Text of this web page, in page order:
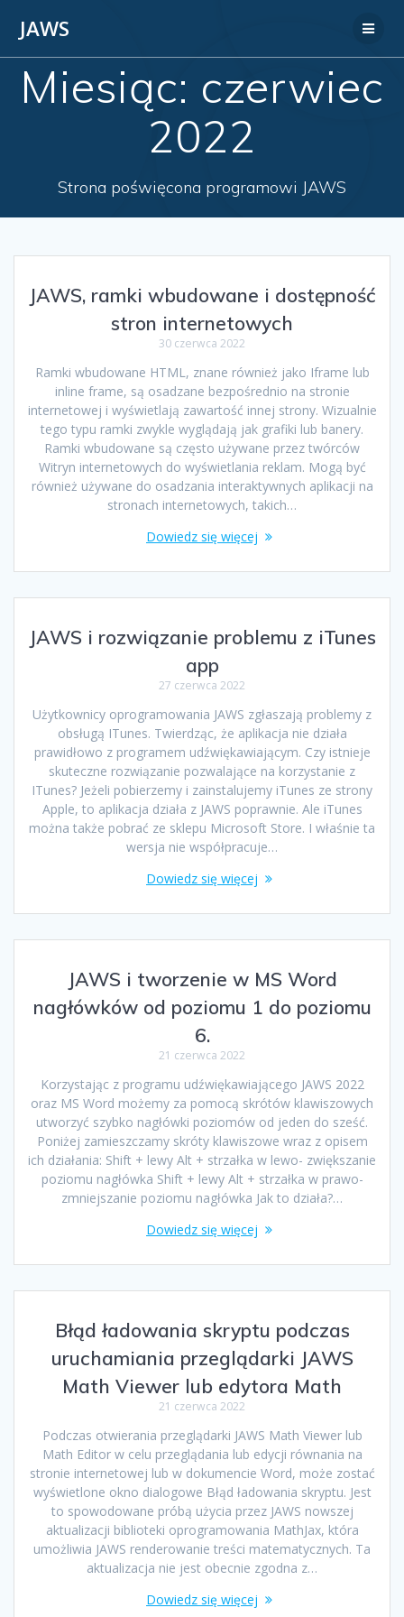
JAWS
Miesiąc: czerwiec
2022
Strona poświęcona programowi JAWS
JAWS, ramki wbudowane i dostępność
stron internetowych
30 czerwca 2022
Ramki wbudowane HTML, znane również jako Iframe lub
inline frame, są osadzane bezpośrednio na stronie
internetowej i wyświetlają zawartość innej strony. Wizualnie
tego typu ramki zwykle wyglądają jak grafiki lub banery.
Ramki wbudowane są często używane przez twórców
Witryn internetowych do wyświetlania reklam. Mogą być
również używane do osadzania interaktywnych aplikacji na
stronach internetowych, takich…
Dowiedz się więcej
JAWS i rozwiązanie problemu z iTunes
app
27 czerwca 2022
Użytkownicy oprogramowania JAWS zgłaszają problemy z
obsługą ITunes. Twierdząc, że aplikacja nie działa
prawidłowo z programem udźwiękawiającym. Czy istnieje
skuteczne rozwiązanie pozwalające na korzystanie z
ITunes? Jeżeli pobierzemy i zainstalujemy iTunes ze strony
Apple, to aplikacja działa z JAWS poprawnie. Ale iTunes
można także pobrać ze sklepu Microsoft Store. I właśnie ta
wersja nie współpracuje…
Dowiedz się więcej
JAWS i tworzenie w MS Word
nagłówków od poziomu 1 do poziomu
6.
21 czerwca 2022
Korzystając z programu udźwiękawiającego JAWS 2022
oraz MS Word możemy za pomocą skrótów klawiszowych
utworzyć szybko nagłówki poziomów od jeden do sześć.
Poniżej zamieszczamy skróty klawiszowe wraz z opisem
ich działania: Shift + lewy Alt + strzałka w lewo- zwiększanie
poziomu nagłówka Shift + lewy Alt + strzałka w prawo-
zmniejszanie poziomu nagłówka Jak to działa?…
Dowiedz się więcej
Błąd ładowania skryptu podczas
uruchamiania przeglądarki JAWS
Math Viewer lub edytora Math
21 czerwca 2022
Podczas otwierania przeglądarki JAWS Math Viewer lub
Math Editor w celu przeglądania lub edycji równania na
stronie internetowej lub w dokumencie Word, może zostać
wyświetlone okno dialogowe Błąd ładowania skryptu. Jest
to spowodowane próbą użycia przez JAWS nowszej
aktualizacji biblioteki oprogramowania MathJax, która
umożliwia JAWS renderowanie treści matematycznych. Ta
aktualizacja nie jest obecnie zgodna z…
Dowiedz się więcej